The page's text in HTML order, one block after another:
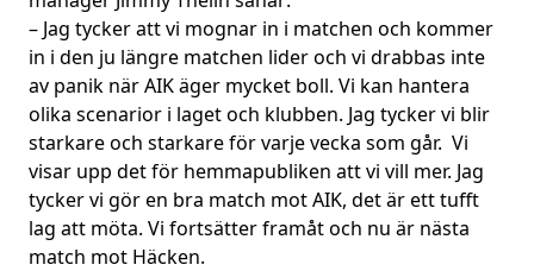
– Jag tycker att vi mognar in i matchen och kommer
in i den ju längre matchen lider och vi drabbas inte
av panik när AIK äger mycket boll. Vi kan hantera
olika scenarior i laget och klubben. Jag tycker vi blir
starkare och starkare för varje vecka som går. Vi
visar upp det för hemmapubliken att vi vill mer. Jag
tycker vi gör en bra match mot AIK, det är ett tufft
lag att möta. Vi fortsätter framåt och nu är nästa
match mot Häcken.